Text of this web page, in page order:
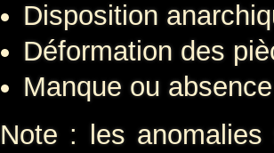
Disposition
Déformation des
Manque ou
Note : les